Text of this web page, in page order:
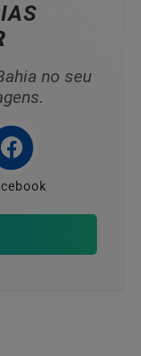
no seu